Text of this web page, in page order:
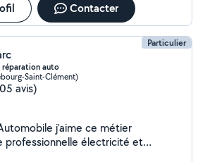
Contacter
Particulier
auto
Saint-Clément)
avis)
professionnelle électricité et